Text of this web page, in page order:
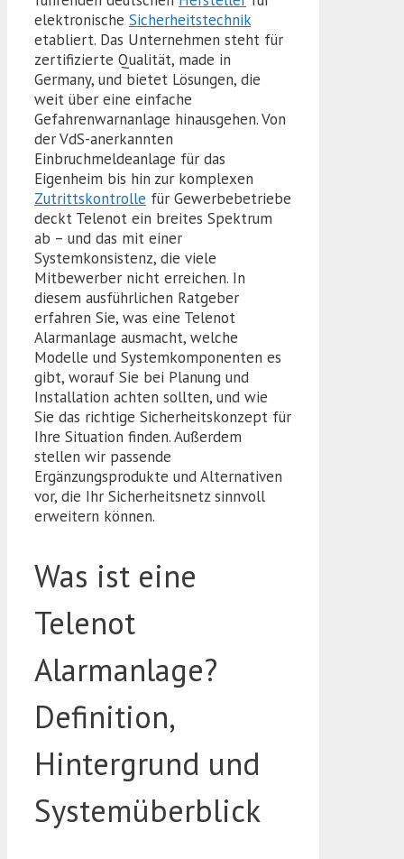
elektronische Sicherheitstechnik
etabliert. Das Unternehmen steht für
zertifizierte Qualität, made in
Germany, und bietet Lösungen, die
weit über eine einfache
Gefahrenwarnanlage hinausgehen. Von
der VdS-anerkannten
Einbruchmeldeanlage für das
Eigenheim bis hin zur komplexen
Zutrittskontrolle für Gewerbebetriebe
deckt Telenot ein breites Spektrum
ab – und das mit einer
Systemkonsistenz, die viele
Mitbewerber nicht erreichen. In
diesem ausführlichen Ratgeber
erfahren Sie, was eine Telenot
Alarmanlage ausmacht, welche
Modelle und Systemkomponenten es
gibt, worauf Sie bei Planung und
Installation achten sollten, und wie
Sie das richtige Sicherheitskonzept für
Ihre Situation finden. Außerdem
stellen wir passende
Ergänzungsprodukte und Alternativen
vor, die Ihr Sicherheitsnetz sinnvoll
erweitern können.
Was ist eine
Telenot
Alarmanlage?
Definition,
Hintergrund und
Systemüberblick